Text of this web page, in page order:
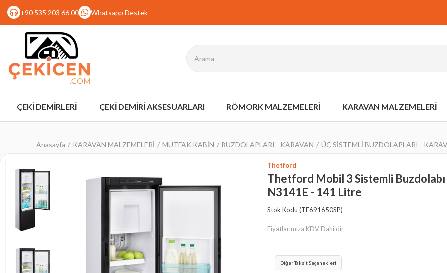
+90 535 203 66 00 Whatsapp Destek
ÇEKİ DEMİRLERİ ÇEKİ DEMİRİ AKSESUARLARI RÖMORK MALZEMELERİ KARAVAN MALZEMELERİ
Anasayfa KARAVAN MALZEMELERİ MUTFAK KABİN BUZDOLAPLARI - KARAVAN ÜÇ SİSTEMLİ BUZDOLAPLARI -
Thetford
Thetford Mobil 3 Sistemli Buzdolabı
N3141E - 141 Litre
Stok Kodu (TF691650SP)
Fiyatlarımıza KDV Dahildir
Diğer Taksit Seçenekleri